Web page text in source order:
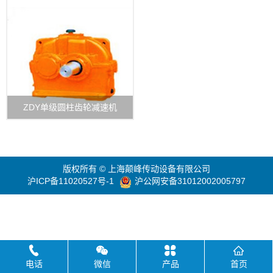
ZDY单级圆柱齿轮减速机
版权所有 © 上海颠峰传动设备有限公司
沪ICP备11020527号-1
沪公网安备31012002005797
电话 微信 产品 首页